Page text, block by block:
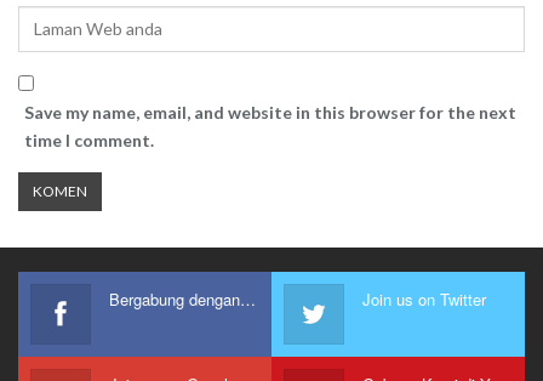
Save my name, email, and website in this browser for the next
time I comment.
Bergabung dengan kami Join us on Twitter